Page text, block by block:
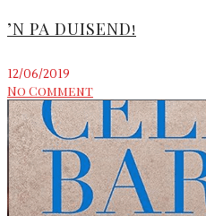
’N PA DUISEND!
12/06/2019
No Comment